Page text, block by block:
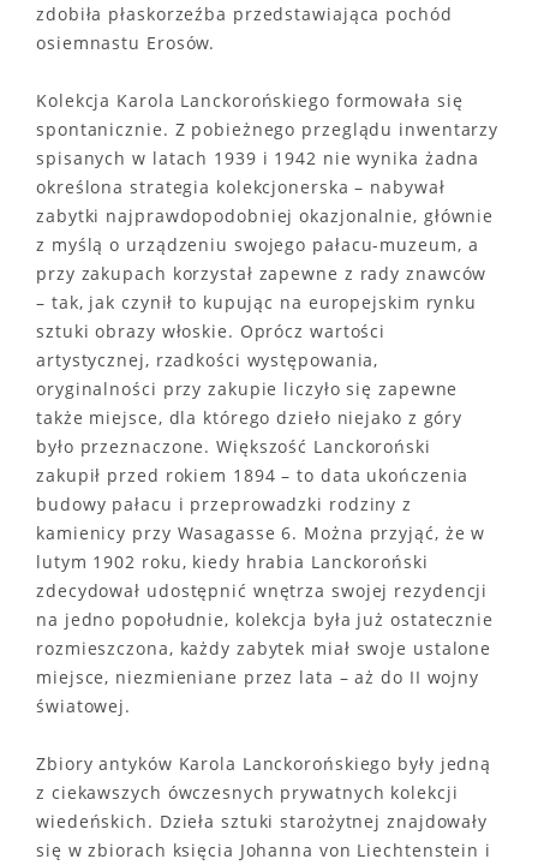
zdobiła płaskorzeźba przedstawiająca pochód
osiemnastu Erosów.
Kolekcja Karola Lanckorońskiego formowała się
spontanicznie. Z pobieżnego przeglądu inwentarzy
spisanych w latach 1939 i 1942 nie wynika żadna
określona strategia kolekcjonerska – nabywał
zabytki najprawdopodobniej okazjonalnie, głównie
z myślą o urządzeniu swojego pałacu-muzeum, a
przy zakupach korzystał zapewne z rady znawców
– tak, jak czynił to kupując na europejskim rynku
sztuki obrazy włoskie. Oprócz wartości
artystycznej, rzadkości występowania,
oryginalności przy zakupie liczyło się zapewne
także miejsce, dla którego dzieło niejako z góry
było przeznaczone. Większość Lanckoroński
zakupił przed rokiem 1894 – to data ukończenia
budowy pałacu i przeprowadzki rodziny z
kamienicy przy Wasagasse 6. Można przyjąć, że w
lutym 1902 roku, kiedy hrabia Lanckoroński
zdecydował udostępnić wnętrza swojej rezydencji
na jedno popołudnie, kolekcja była już ostatecznie
rozmieszczona, każdy zabytek miał swoje ustalone
miejsce, niezmieniane przez lata – aż do II wojny
światowej.
Zbiory antyków Karola Lanckorońskiego były jedną
z ciekawszych ówczesnych prywatnych kolekcji
wiedeńskich. Dzieła sztuki starożytnej znajdowały
się w zbiorach księcia Johanna von Liechtenstein i